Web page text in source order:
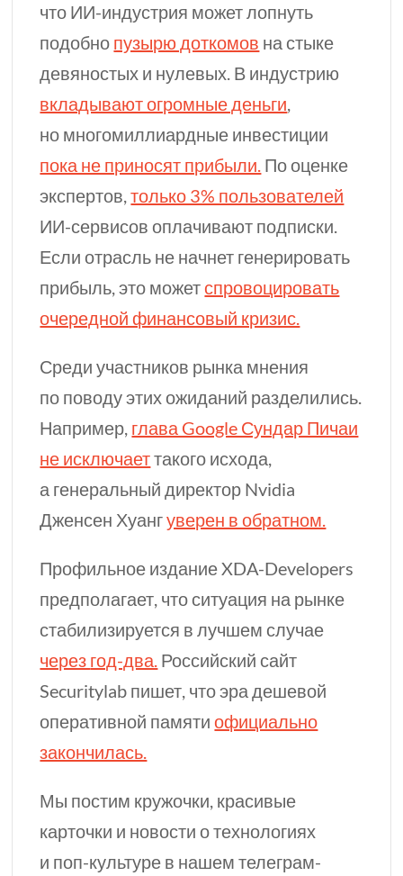
что ИИ-индустрия может лопнуть
подобно пузырю доткомов на стыке
девяностых и нулевых. В индустрию
вкладывают огромные деньги,
но многомиллиардные инвестиции
пока не приносят прибыли. По оценке
экспертов,только 3% пользователей
ИИ-сервисов оплачивают подписки.
Если отрасль не начнет генерировать
прибыль, это можетспровоцировать
очередной финансовый кризис.
Среди участников рынка мнения
по поводу этих ожиданий разделились.
Например, глава Google Сундар Пичаи
не исключаеттакого исхода,
а генеральный директор Nvidia
Дженсен Хуангуверен в обратном.
Профильное изданиеXDA-Developers
предполагает, что ситуация на рынке
стабилизируется в лучшем случае
через год-два. Российский сайт
Securitylab пишет, что эра дешевой
оперативной памятиофициально
закончилась.
Мы постим кружочки, красивые
карточки и новости о технологиях
и поп-культуре в нашем телеграм-